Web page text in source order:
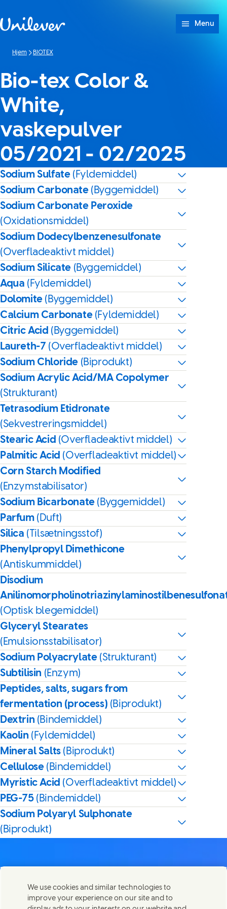
Menu
Hjem BIOTEX
Bio-tex Color &
White,
vaskepulver
05/2021 - 02/2025
Sodium Sulfate (Fyldemiddel)
Sodium Carbonate (Byggemiddel)
Sodium Carbonate Peroxide
(Oxidationsmiddel)
Sodium Dodecylbenzenesulfonate
(Overfladeaktivt middel)
Sodium Silicate (Byggemiddel)
Aqua (Fyldemiddel)
Dolomite (Byggemiddel)
Calcium Carbonate (Fyldemiddel)
Citric Acid (Byggemiddel)
Laureth-7 (Overfladeaktivt middel)
Sodium Chloride (Biprodukt)
Sodium Acrylic Acid/MA Copolymer
(Strukturant)
Tetrasodium Etidronate
(Sekvestreringsmiddel)
Stearic Acid (Overfladeaktivt middel)
Palmitic Acid (Overfladeaktivt middel)
Corn Starch Modified
(Enzymstabilisator)
Sodium Bicarbonate (Byggemiddel)
Parfum (Duft)
Silica (Tilsætningsstof)
Phenylpropyl Dimethicone
(Antiskummiddel)
Disodium
(Optisk blegemiddel)
Glyceryl Stearates
(Emulsionsstabilisator)
Sodium Polyacrylate (Strukturant)
Subtilisin (Enzym)
Peptides, salts, sugars from
fermentation (process) (Biprodukt)
Dextrin (Bindemiddel)
Kaolin (Fyldemiddel)
Mineral Salts (Biprodukt)
Cellulose (Bindemiddel)
Myristic Acid (Overfladeaktivt middel)
PEG-75 (Bindemiddel)
Sodium Polyaryl Sulphonate
(Biprodukt)
Del denne side
Kontakt os
We use cookies and similar technologies to
improve your experience on our site and to